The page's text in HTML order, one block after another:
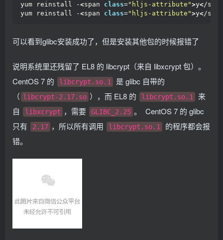
yum reinstall -<span class="hljs-attribute">y</span
yum reinstall -<span class="hljs-attribute">y</span
可以看到glibc安装成功了，但是安装其他包的时候报错了
说明系统里还残留了 EL8 的 libcrypt（来自 libxcrypt 包）。
CentOS 7 的
libcrypt.so.1
是 glibc 自带的
（ libcrypt-2.17.so ），而 EL8 的 libcrypt.so.1
来
自
libxcrypt ，需要 GLIBC_2.25 。 CentOS 7 的 glibc
只有
2.17 ，所以所有调用 libcrypt.so.1
的程序都会报
错。